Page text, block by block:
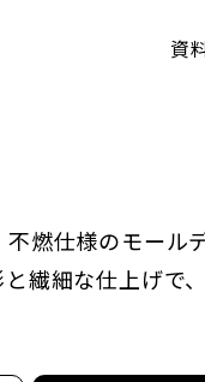
資
燃仕様のモール
繊細な仕上げで